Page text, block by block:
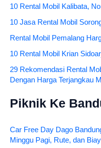
10 Rental Mobil Kalibata,
10 Jasa Rental Mobil
Rental Mobil Pemalang
10 Rental Mobil Krian
29 Rekomendasi Rental
Dengan Harga Terjangkau
Piknik Ke
Car Free Day Dago
Minggu Pagi, Rute, dan